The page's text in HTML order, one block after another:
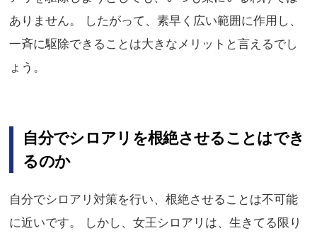
ありません。 したがって、素早く広い範囲に作用し、
一斉に駆除できることは大きなメリットと言えるでし
ょう。
自分でシロアリを根絶させることはでき
るのか
自分でシロアリ対策を行い、根絶させることは不可能
に近いです。 しかし、女王シロアリは、生きてる限り